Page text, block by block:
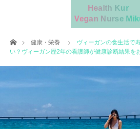
Home健康・栄養
ヴィーガンの食生活で
い？ヴィーガン歴2年の看護師が健康診断結果を